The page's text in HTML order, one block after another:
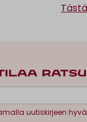
uutiskirjeen